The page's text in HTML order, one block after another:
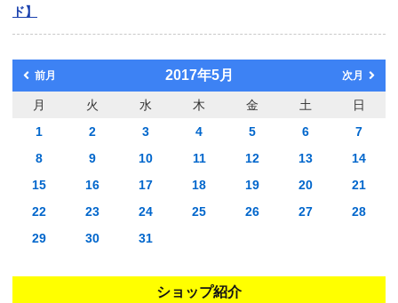
ド】
前月 2017年5月 次月
月 火 水 木 金 土
日
1
2 3 4 5 6
7
8
9 10 11 12 13
14
15
16 17 18 19 20
21
22
23 24 25 26 27
28
29
30 31
ショップ紹介